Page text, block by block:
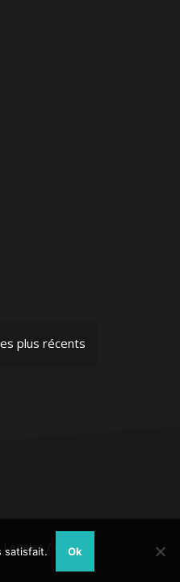
plus récents
/ CGU
satisfait. Ok